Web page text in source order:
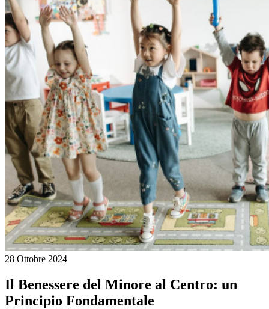
28 Ottobre 2024
Il Benessere del Minore al Centro: un
Principio Fondamentale